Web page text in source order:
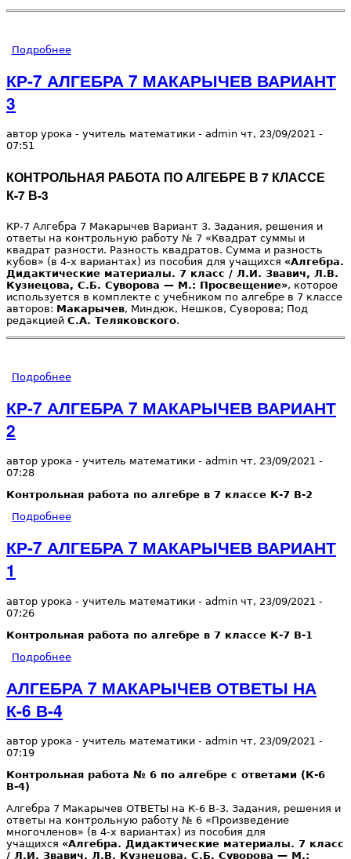
Подробнеео КР-7 АЛГЕБРА 7 МАКАРЫЧЕВ ВАРИАНТ 4
КР-7 АЛГЕБРА 7 МАКАРЫЧЕВ ВАРИАНТ
3
автор урока - учитель математики - admin чт, 23/09/2021 -
07:51
КОНТРОЛЬНАЯ РАБОТА ПО АЛГЕБРЕ В 7 КЛАССЕ
К-7 В-3
КР-7 Алгебра 7 Макарычев Вариант 3. Задания, решения и
ответы на контрольную работу № 7 «Квадрат суммы и
квадрат разности. Разность квадратов. Сумма и разность
кубов» (в 4-х вариантах) из пособия для учащихся «Алгебра.
Дидактические материалы. 7 класс / Л.И. Звавич, Л.В.
Кузнецова, С.Б. Суворова — М.: Просвещение», которое
используется в комплекте с учебником по алгебре в 7 классе
авторов: Макарычев, Миндюк, Нешков, Суворова; Под
редакцией С.А. Теляковского.
Подробнеео КР-7 АЛГЕБРА 7 МАКАРЫЧЕВ ВАРИАНТ 3
КР-7 АЛГЕБРА 7 МАКАРЫЧЕВ ВАРИАНТ
2
автор урока - учитель математики - admin чт, 23/09/2021 -
07:28
Контрольная работа по алгебре в 7 классе К-7 В-2
Подробнеео КР-7 АЛГЕБРА 7 МАКАРЫЧЕВ ВАРИАНТ 2
КР-7 АЛГЕБРА 7 МАКАРЫЧЕВ ВАРИАНТ
1
автор урока - учитель математики - admin чт, 23/09/2021 -
07:26
Контрольная работа по алгебре в 7 классе К-7 В-1
Подробнеео КР-7 АЛГЕБРА 7 МАКАРЫЧЕВ ВАРИАНТ 1
АЛГЕБРА 7 МАКАРЫЧЕВ ОТВЕТЫ НА
К-6 В-4
автор урока - учитель математики - admin чт, 23/09/2021 -
07:19
Контрольная работа № 6 по алгебре с ответами (К-6
В-4)
Алгебра 7 Макарычев ОТВЕТЫ на К-6 В-3. Задания, решения и
ответы на контрольную работу № 6 «Произведение
многочленов» (в 4-х вариантах) из пособия для
учащихся «Алгебра. Дидактические материалы. 7 класс
/ Л.И. Звавич, Л.В. Кузнецова, С.Б. Суворова — М.: